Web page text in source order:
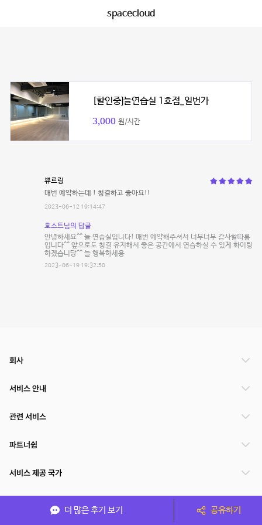
spacecloud
[할인중]늘연습실 1호점_일번가
3,000 원/시간
쀼르링
매번 예약하는데 ! 청결하고 좋아요!!
2023-06-12 19:14:47
호스트님의 답글
안녕하세요^^ 늘 연습실입니다! 매번 예약해주셔서 너무너무 감사할따름
입니다^^ 앞으로도 청결 유지해서 좋은 공간에서 연습하실 수 있게 화이팅
하겠습니당^^ 늘 행복하세용
2023-06-19 19:32:50
더 많은 후기 보기 공유하기
회사
서비스 안내
관련 서비스
파트너쉽
서비스 제공 국가
(주)NSPACE 사업자정보